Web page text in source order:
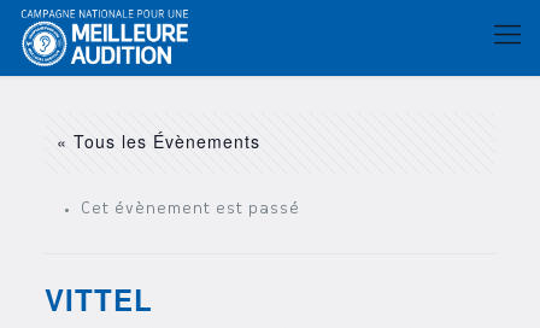
« Tous les Évènements
Cet évènement est passé
VITTEL